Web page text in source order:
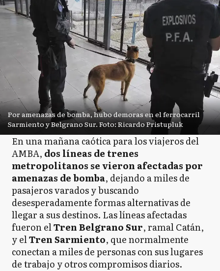
Por amenazas de bomba, hubo demoras en el ferrocarril
Sarmiento y Belgrano Sur. Foto: Ricardo Pristupluk
En una mañana caótica para los viajeros del
AMBA, dos líneas de trenes
metropolitanos se vieron afectadas por
amenazas de bomba, dejando a miles de
pasajeros varados y buscando
desesperadamente formas alternativas de
llegar a sus destinos. Las líneas afectadas
fueron elTren Belgrano Sur, ramal Catán,
y elTren Sarmiento, que normalmente
conectan a miles de personas con sus lugares
de trabajo y otros compromisos diarios.